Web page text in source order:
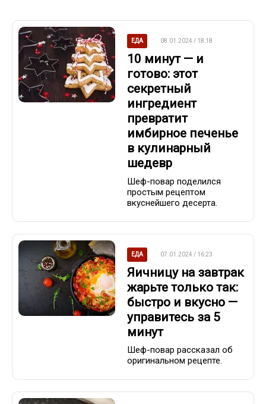
ЕДА 08.01.2024 / 18:18
10 минут — и
готово: этот
секретный
ингредиент
превратит
имбирное печенье
в кулинарный
шедевр
Шеф-повар поделился
простым рецептом
вкуснейшего десерта.
ЕДА 07.01.2024 / 16:23
Яичницу на завтрак
жарьте только так:
быстро и вкусно —
управитесь за 5
минут
Шеф-повар рассказал об
оригинальном рецепте.